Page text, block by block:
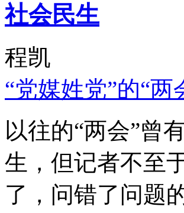
社会民生
程凯
“党媒姓党”的“两
以往的“两会”曾
生，但记者不至
了，问错了问题